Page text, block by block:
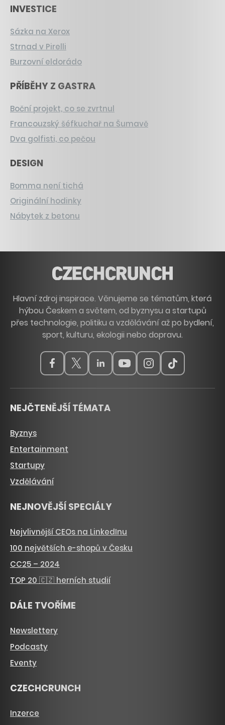
INVESTICE
Sázka na Xerox
Strnad v Pirelli
Burzovní eldorádo
PŘÍBĚHY Z GASTRA
Boční projekt, co se zvrtnul
Francouzský šéfkuchař na Šumavě
Dva golfisti, co pečou
DESIGN
Bomma není tichá
Originální hodinky
Nábytek z betonu
Hlavní zdroj inspirace. Věnujeme se tématům, která
hýbou Českem a světem, od byznysu a startupů
přes technologie, politiku a vzdělávání až po bydlení,
sport, kulturu, ekologii nebo dopravu.
NEJČTENĚJŠÍ TÉMATA
Byznys
Entertainment
Startupy
Vzdělávání
NEJNOVĚJŠÍ SPECIÁLY
Nejvlivnější CEOs na LinkedInu
100 největších e-shopů v Česku
CC25 – 2024
TOP 20 🇨🇿 herních studií
DÁLE TVOŘÍME
Newslettery
Podcasty
Eventy
CZECHCRUNCH
Inzerce